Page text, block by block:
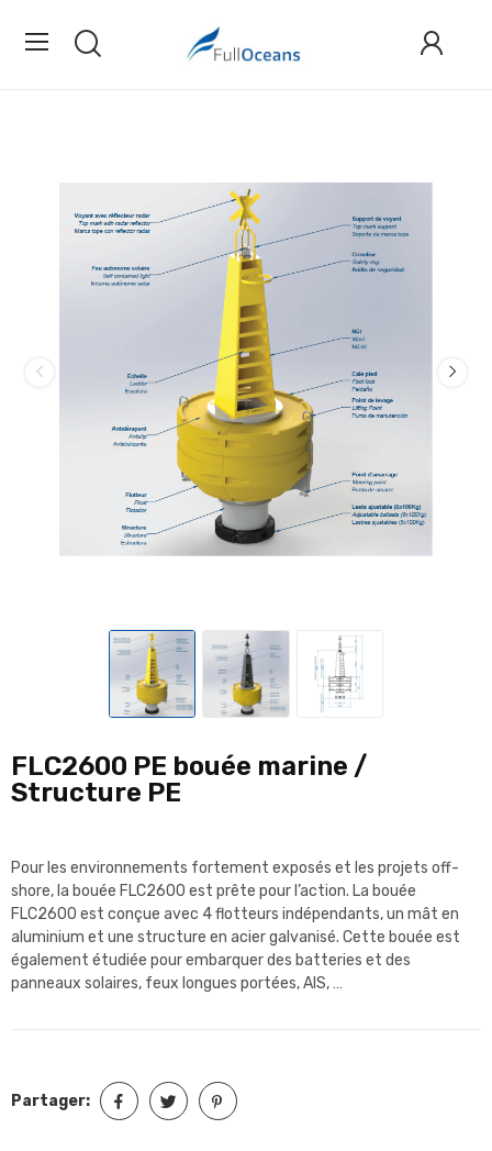
FLC2600 PE bouée marine /
Structure PE
Pour les environnements fortement exposés et les projets off-
shore, la bouée FLC2600 est prête pour l’action. La bouée
FLC2600 est conçue avec 4 flotteurs indépendants, un mât en
aluminium et une structure en acier galvanisé. Cette bouée est
également étudiée pour embarquer des batteries et des
panneaux solaires, feux longues portées, AIS, …
Partager: